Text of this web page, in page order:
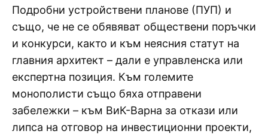
Подробни устройствени планове (ПУП) и
също, че не се обявяват обществени поръчки
и конкурси, както и към неясния статут на
главния архитект – дали е управленска или
експертна позиция. Към големите
монополисти също бяха отправени
забележки – към ВиК-Варна за откази или
липса на отговор на инвестиционни проекти,